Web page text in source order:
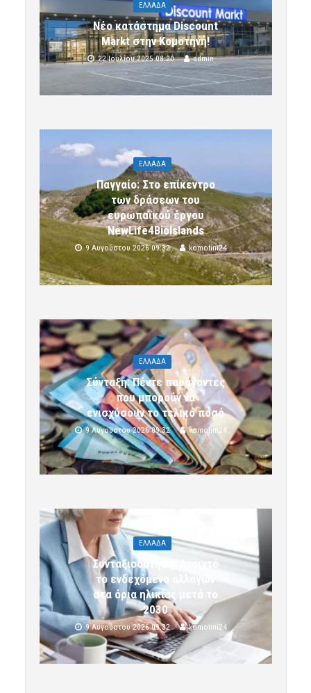
ΕΛΛΑΔΑ
Νέο κατάστημα Discount
Markt στην Κομοτηνή!
22 Ιουλίου 2025 08:20 admin
ΕΛΛΑΔΑ
Παγγαίο: Στο επίκεντρο
των δράσεων του
ευρωπαϊκού έργου
NewLife4BioIslands
9 Αυγούστου 2026 09:32 komotini24
ΕΛΛΑΔΑ
Σύνταξη: Πέντε παράγοντες
που μπορούν να
ενισχύσουν το τελικό ποσό
9 Αυγούστου 2026 09:32 komotini24
ΕΛΛΑΔΑ
Συνταξιοδότηση: Ανοιχτό
το ενδεχόμενο αλλαγών
στα όρια ηλικίας μετά το
2030
9 Αυγούστου 2026 09:32 komotini24